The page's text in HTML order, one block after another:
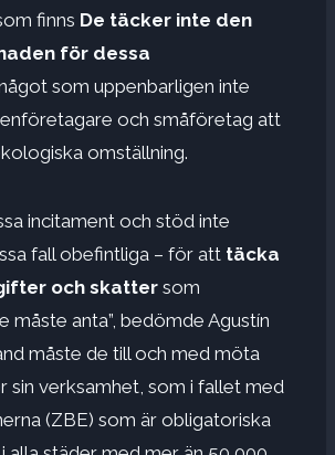
finns De täcker inte den
för dessa
som uppenbarligen inte
och småföretag att
omställning.
incitament och stöd inte
fall obefintliga – för att täcka
och skatter som
måste anta”, bedömde Agustín
måste de till och med möta
sin verksamhet, som i fallet med
(ZBE) som är obligatoriska